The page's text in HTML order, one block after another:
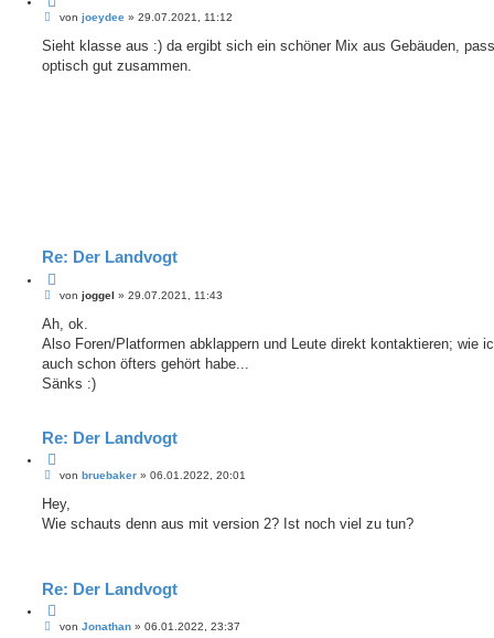
i
i
e
B
i
r
von joeydee» 29.07.2021, 11:12
Sieht klasse aus :) da ergibt sich ein schöner Mix aus Gebäuden,
optisch gut zusammen.
Re: Der Landvogt
i
e
e
n
B
i
r
a
von joggel » 29.07.2021, 11:43
Ah, ok.
Also Foren/Platformen abklappern und Leute direkt kontaktieren; wie
auch schon öfters gehört habe...
Sänks :)
Re: Der Landvogt
i
i
e
B
i
r
von bruebaker» 06.01.2022, 20:01
Hey,
Wie schauts denn aus mit version 2? Ist noch viel zu tun?
Re: Der Landvogt
iBvon Jonathan» 06.01.2022, 23:37